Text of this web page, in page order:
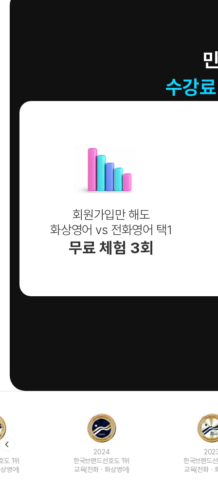
수강
회원가입만 해도
화상영어 vs 전화영어 택1
무료 체험 3회
한국브랜드선호도 1위
교육(전화ㆍ화상영어)
한국브랜드선호도 1위
교육(전화ㆍ화상영어)